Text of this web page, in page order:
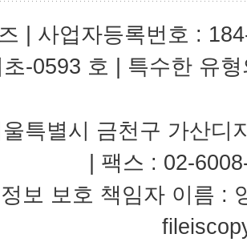
| 사업자등록번호 :
-0593 호 | 특수한 유
특별시 금천구 가산디
| 팩스 : 02-
정보 보호 책임자 이름 :